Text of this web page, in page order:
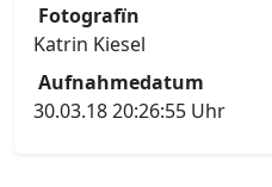
Fotografïn
Katrin Kiesel
Aufnahmedatum
30.03.18 20:26:55 Uhr